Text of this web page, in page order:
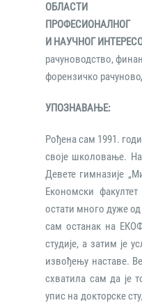
ОБЛАСТИ
ПРОФЕСИОНАЛНОГ
И НАУЧНОГ
рачуноводство,
форензичко
УПОЗНАВАЊЕ:
Рођена сам 1991.
своје школовање.
Девете гимназије
Економски
остати много дуже
сам останак на
студије, а затим је
извођењу наставе.
схватила сам да је
упис на докторске